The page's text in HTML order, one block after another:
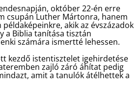
október 22-én erre
csupán Luther Mártonra, hanem
akik az évszázadok
a Biblia tanítása tisztán
számára ismertté lehessen.
kezdő istentisztelet igehirdetése
zajló záró áhítat pedig
amit a tanulók átélhettek a